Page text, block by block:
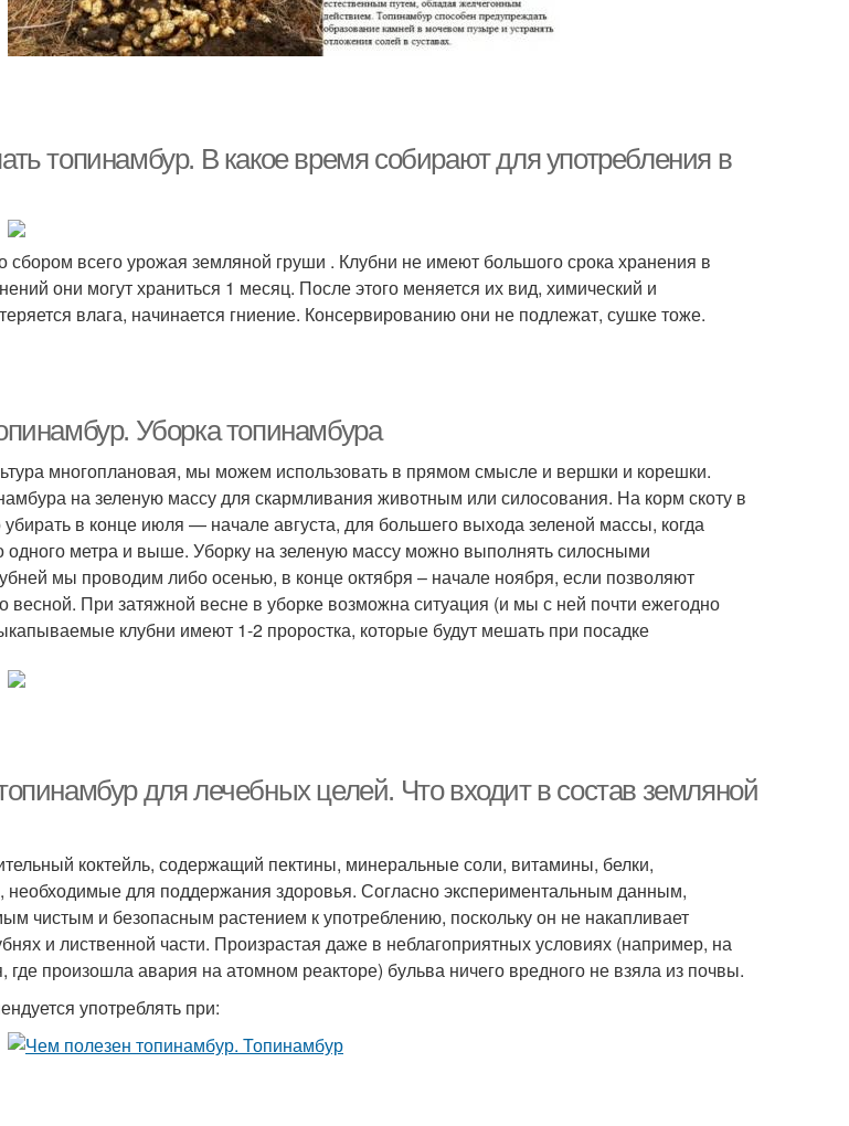
топинамбур. В какое время собирают для употребления в
сбором всего урожая земляной груши . Клубни не имеют большого срока хранения в
они могут храниться 1 месяц. После этого меняется их вид, химический и
влага, начинается гниение. Консервированию они не подлежат, сушке тоже.
Уборка топинамбура
многоплановая, мы можем использовать в прямом смысле и вершки и корешки.
на зеленую массу для скармливания животным или силосования. На корм скоту в
в конце июля — начале августа, для большего выхода зеленой массы, когда
одного метра и выше. Уборку на зеленую массу можно выполнять силосными
мы проводим либо осенью, в конце октября – начале ноября, если позволяют
весной. При затяжной весне в уборке возможна ситуация (и мы с ней почти ежегодно
клубни имеют 1-2 проростка, которые будут мешать при посадке
для лечебных целей. Что входит в состав земляной
коктейль, содержащий пектины, минеральные соли, витамины, белки,
необходимые для поддержания здоровья. Согласно экспериментальным данным,
чистым и безопасным растением к употреблению, поскольку он не накапливает
и лиственной части. Произрастая даже в неблагоприятных условиях (например, на
произошла авария на атомном реакторе) бульва ничего вредного не взяла из почвы.
употреблять при: